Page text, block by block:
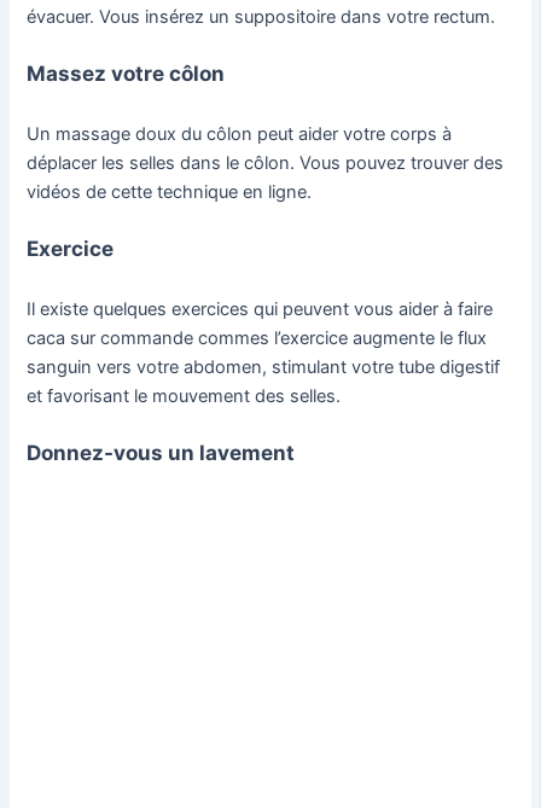
évacuer. Vous insérez un suppositoire dans votre rectum.
Massez votre côlon
Un massage doux du côlon peut aider votre corps à
déplacer les selles dans le côlon. Vous pouvez trouver des
vidéos de cette technique en ligne.
Exercice
Il existe quelques exercices qui peuvent vous aider à faire
caca sur commande commes l’exercice augmente le flux
sanguin vers votre abdomen, stimulant votre tube digestif
et favorisant le mouvement des selles.
Donnez-vous un lavement